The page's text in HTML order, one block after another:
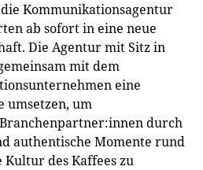
Kommunikationsagentur
ab sofort in eine neue
Die Agentur mit Sitz in
mit dem
eine
umsetzen, um
durch
authentische Momente rund
Kultur des Kaffees zu